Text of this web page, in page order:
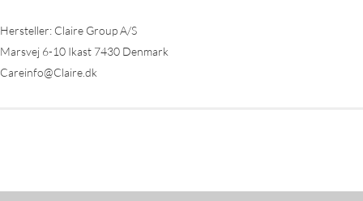
Hersteller: Claire Group A/S
Marsvej 6-10 Ikast 7430 Denmark
Careinfo@Claire.dk